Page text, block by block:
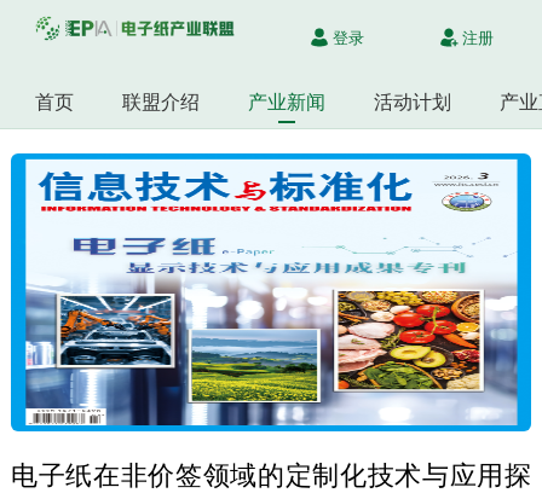
登录 注册
首页 联盟介绍 产业新闻 活动计划 产
电子纸在非价签领域的定制化技术与应用探